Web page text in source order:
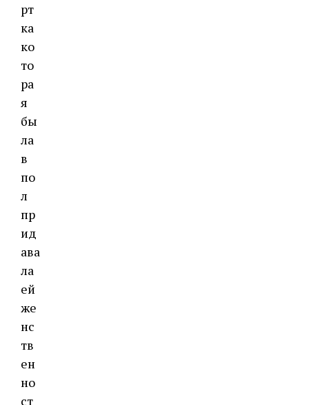
рт
ка
ко
то
ра
я
бы
ла
в
по
л
пр
ид
ава
ла
ей
же
нс
тв
ен
но
ст